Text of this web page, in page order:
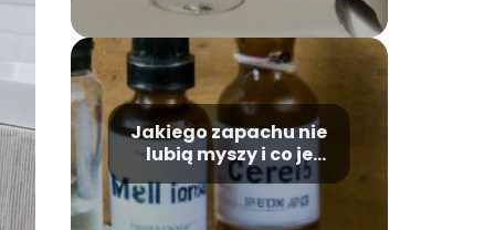
Jakiego zapachu nie
lubią myszy i co je
odstrasza?